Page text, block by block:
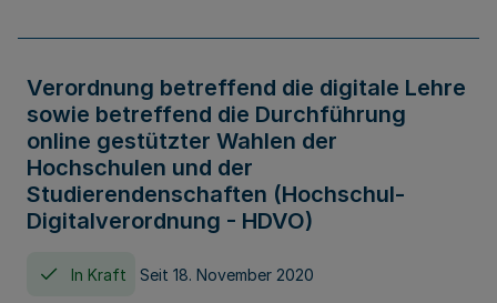
Verordnung betreffend die digitale Lehre
sowie betreffend die Durchführung
online gestützter Wahlen der
Hochschulen und der
Studierendenschaften (Hochschul-
Digitalverordnung - HDVO)
In Kraft Seit 18. November 2020